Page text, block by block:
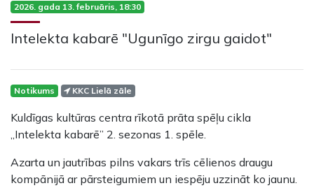
2026. gada 13. februāris, 18:30
Intelekta kabarē "Ugunīgo zirgu gaidot"
Notikums KKC Lielā zāle
Kuldīgas kultūras centra rīkotā prāta spēļu cikla
„Intelekta kabarē” 2. sezonas 1. spēle.
Azarta un jautrības pilns vakars trīs cēlienos draugu
kompānijā ar pārsteigumiem un iespēju uzzināt ko jaunu.